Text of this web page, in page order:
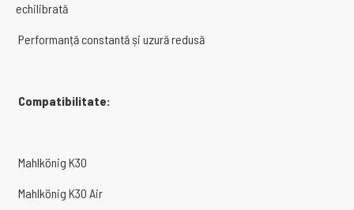
echilibrată
Performanță constantă și uzură redusă
Compatibilitate:
Mahlkönig K30
Mahlkönig K30 Air